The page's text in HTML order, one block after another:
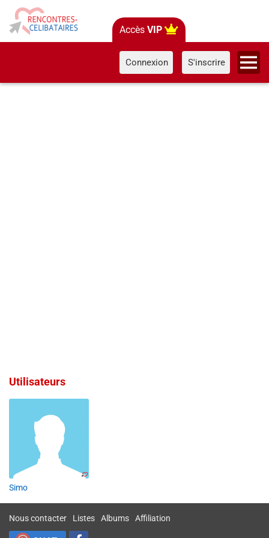
Accès VIP
Connexion S'inscrire
Utilisateurs
Simo
Nous contacter Listes Albums Affiliation